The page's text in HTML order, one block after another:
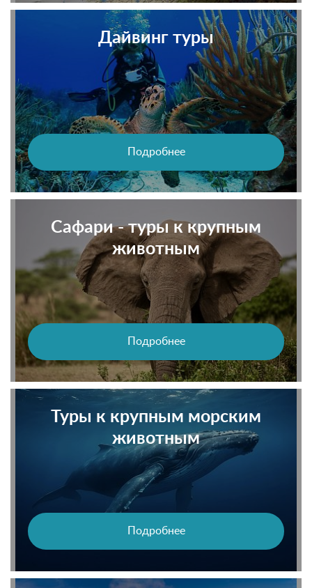
Дайвинг туры
Подробнее
Сафари - туры к крупным
животным
Подробнее
Туры к крупным морским
животным
Подробнее